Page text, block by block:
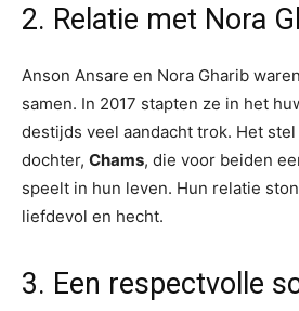
2. Relatie met Nora
Anson Ansare en Nora Gharib
samen. In 2017 stapten ze in het
destijds veel aandacht trok. Het
dochter, Chams, die voor beiden
speelt in hun leven. Hun relatie
liefdevol en hecht.
3. Een respectvolle